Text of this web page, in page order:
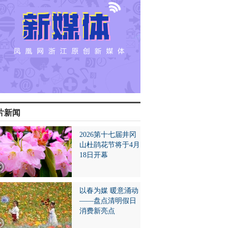
新闻
2026第十七届井冈
山杜鹃花节将于4月
18日开幕
以春为媒 暖意涌动
——盘点清明假日
消费新亮点